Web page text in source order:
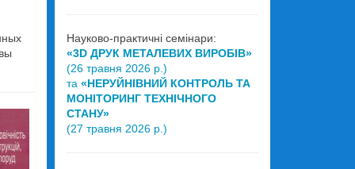
Науково-практичні семінари:
«3D ДРУК МЕТАЛЕВИХ ВИРОБІВ»
(26 травня 2026 р.)
та «НЕРУЙНІВНИЙ КОНТРОЛЬ ТА
МОНІТОРИНГ ТЕХНІЧНОГО
СТАНУ»
(27 травня 2026 р.)